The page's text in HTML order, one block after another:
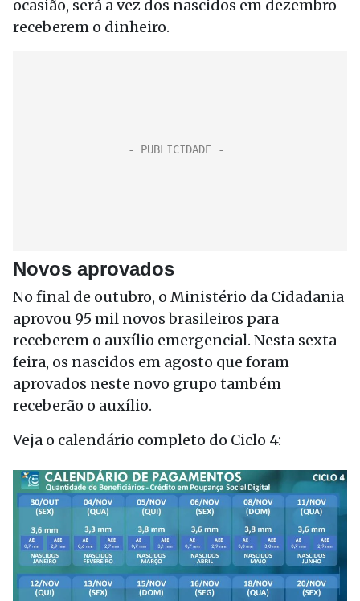
ocasião, será a vez dos nascidos em dezembro
receberem o dinheiro.
Novos aprovados
No final de outubro, o Ministério da Cidadania
aprovou 95 mil novos brasileiros para
receberem o auxílio emergencial. Nesta sexta-
feira, os nascidos em agosto que foram
aprovados neste novo grupo também
receberão o auxílio.
Veja o calendário completo do Ciclo 4: